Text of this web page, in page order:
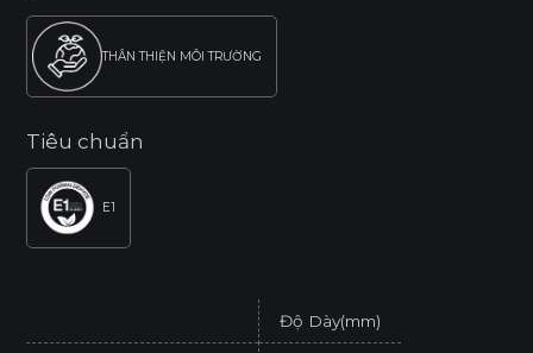
THÂN THIỆN MÔI TRƯỜNG
Tiêu chuẩn
E1
Độ Dày(mm)